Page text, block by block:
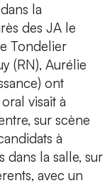
la
des JA le
Tondelier
(RN), Aurélie
ont
visait à
sur scène
à
dans la salle, sur
avec un